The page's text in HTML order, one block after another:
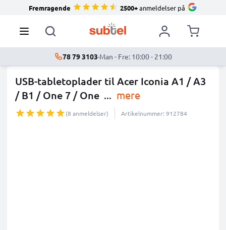
Fremragende 2500+anmeldelser på
78 79 3103·Man - Fre: 10:00 - 21:00
USB-tabletoplader til Acer Iconia A1 / A3
/ B1 / One 7 / One ... mere
(8 anmeldelser) Artikelnummer: 912784